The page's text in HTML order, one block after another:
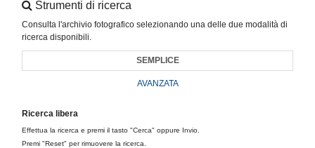
Strumenti di ricerca
Consulta l'archivio fotografico selezionando una delle due modalità di
ricerca disponibili.
SEMPLICE
AVANZATA
Ricerca libera
Effettua la ricerca e premi il tasto "Cerca" oppure Invio.
Premi "Reset" per rimuovere la ricerca.